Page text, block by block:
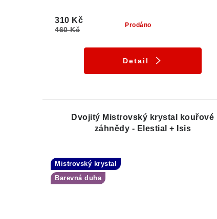
Prodáno
310 Kč
460 Kč
Detail
Dvojitý Mistrovský krystal kouřové
záhnědy - Elestial + Isis
Mistrovský krystal
Barevná duha